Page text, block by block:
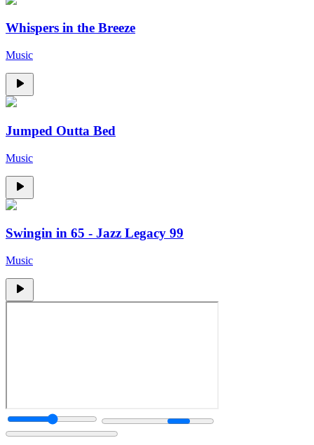
Whispers in the Breeze
Music
Jumped Outta Bed
Music
Swingin in 65 - Jazz Legacy 99
Music